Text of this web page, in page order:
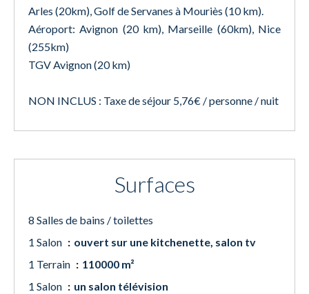
Arles (20km), Golf de Servanes à Mouriès (10 km).
Aéroport: Avignon (20 km), Marseille (60km), Nice
(255km)
TGV Avignon (20 km)
NON INCLUS : Taxe de séjour 5,76€ / personne / nuit
Surfaces
8 Salles de bains / toilettes
1 Salon
ouvert sur une kitchenette, salon tv
1 Terrain
110000 m²
1 Salon
un salon télévision